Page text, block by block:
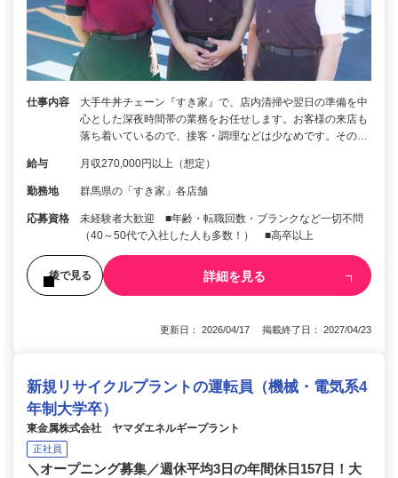
仕事内容
大手牛丼チェーン『すき家』で、店内清掃や翌日の準備を中
心とした深夜時間帯の業務をお任せします。お客様の来店も
落ち着いているので、接客・調理などは少なめです。その…
給与 月収270,000円以上（想定）
勤務地 群馬県の「すき家」各店舗
応募資格
未経験者大歓迎 ■年齢・転職回数・ブランクなど一切不問
（40～50代で入社した人も多数！） ■高卒以上
後で見る 詳細を見る
更新日： 2026/04/17 掲載終了日： 2027/04/23
新規リサイクルプラントの運転員（機械・電気系4
年制大学卒）
東金属株式会社 ヤマダエネルギープラント
正社員
＼オープニング募集／週休平均3日の年間休日157日！大